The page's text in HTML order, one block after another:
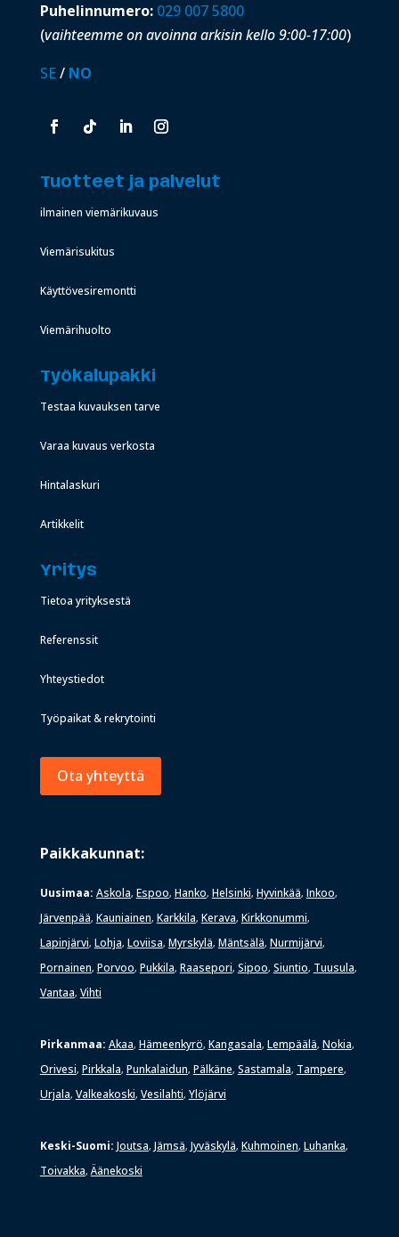
Puhelinnumero: 029 007 5800
(vaihteemme on avoinna arkisin kello 9:00-17:00)
SE/ NO
Tuotteet ja palvelut
ilmainen viemärikuvaus
Viemärisukitus
Käyttövesiremontti
Viemärihuolto
Työkalupakki
Testaa kuvauksen tarve
Varaa kuvaus verkosta
Hintalaskuri
Artikkelit
Yritys
Tietoa yrityksestä
Referenssit
Yhteystiedot
Työpaikat & rekrytointi
Ota yhteyttä
Paikkakunnat:
Uusimaa: Askola, Espoo, Hanko, Helsinki, Hyvinkää, Inkoo,
Järvenpää, Kauniainen, Karkkila, Kerava, Kirkkonummi,
Lapinjärvi, Lohja, Loviisa, Myrskylä, Mäntsälä, Nurmijärvi,
Pornainen, Porvoo, Pukkila, Raasepori, Sipoo, Siuntio, Tuusula,
Vantaa, Vihti
Pirkanmaa: Akaa, Hämeenkyrö, Kangasala, Lempäälä, Nokia,
Orivesi, Pirkkala, Punkalaidun, Pälkäne, Sastamala, Tampere,
Urjala, Valkeakoski, Vesilahti, Ylöjärvi
Keski-Suomi: Joutsa, Jämsä, Jyväskylä, Kuhmoinen, Luhanka,
Toivakka, Äänekoski